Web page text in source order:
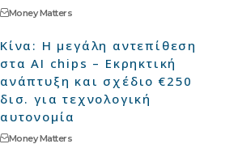
Money Matters
Κίνα: Η μεγάλη αντεπίθεση
στα AI chips – Εκρηκτική
ανάπτυξη και σχέδιο €250
δισ. για τεχνολογική
αυτονομία
Money Matters